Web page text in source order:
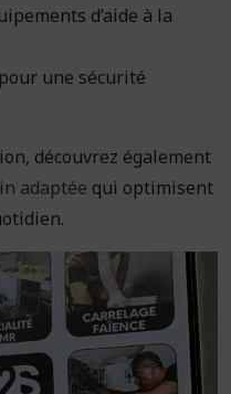
d’aide à la
une sécurité
découvrez également
adaptée qui optimisent